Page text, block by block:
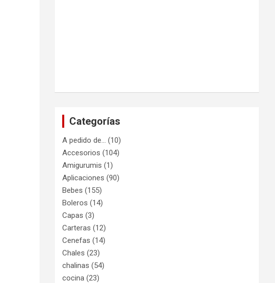
Categorías
A pedido de… (10)
Accesorios (104)
Amigurumis (1)
Aplicaciones (90)
Bebes (155)
Boleros (14)
Capas (3)
Carteras (12)
Cenefas (14)
Chales (23)
chalinas (54)
cocina (23)